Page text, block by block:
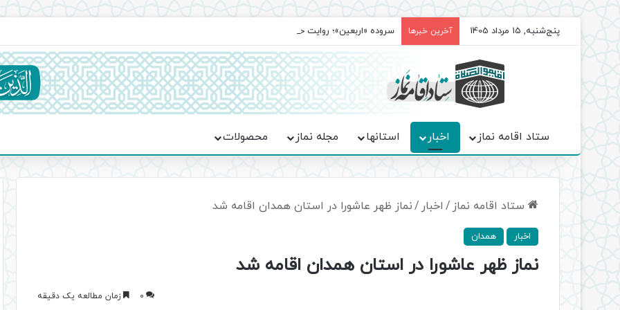
پنج‌شنبه, 15 مرداد 1405 آخرین خبرها سروده‌ «اربعین»؛ روایت حماسه، استقامت و تمدن‌سازی امت اسلامی
ستاد اقامه نماز اخبار استانها مجله نماز محصولات
ستاد اقامه نماز / اخبار /نماز ظهر عاشورا در استان همدان اقامه شد
اخبار همدان
نماز ظهر عاشورا در استان همدان اقامه شد
0 زمان مطالعه یک دقیقه